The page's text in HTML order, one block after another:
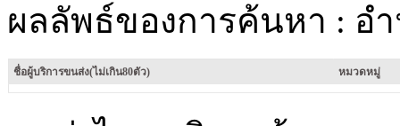
ผลลัพธ์ของการค้นหา : อ
ชื่อผู้บริการขนส่ง(ไม่เกิน80ตัว) หมวดหมู่